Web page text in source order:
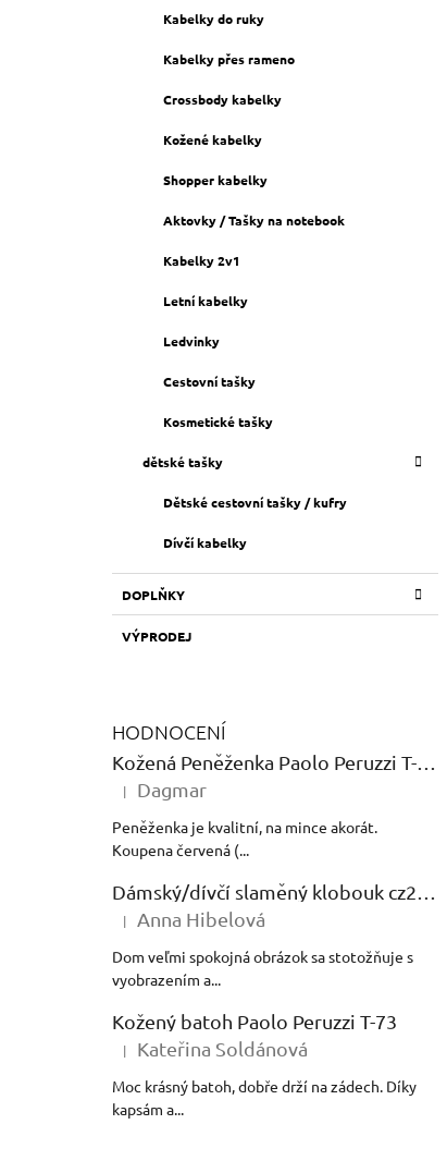
Kabelky do ruky
Kabelky přes rameno
Crossbody kabelky
Kožené kabelky
Shopper kabelky
Aktovky / Tašky na notebook
Kabelky 2v1
Letní kabelky
Ledvinky
Cestovní tašky
Kosmetické tašky
dětské tašky
Dětské cestovní tašky / kufry
Dívčí kabelky
DOPLŇKY
VÝPRODEJ
HODNOCENÍ
Hodnocení produktu je 5 z 5 hvězdiček.
| Dagmar
Peněženka je kvalitní, na mince akorát.
Koupena červená (...
Hodnocení produktu je 5 z 5 hvězdiček.
| Anna Hibelová
Dom veľmi spokojná obrázok sa stotožňuje s
vyobrazením a...
Kožený batoh Paolo Peruzzi T-73
Hodnocení produktu je 5 z 5 hvězdiček.
| Kateřina Soldánová
Moc krásný batoh, dobře drží na zádech. Díky
kapsám a...